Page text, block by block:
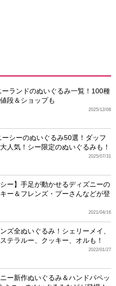
ーランドのぬいぐるみ一覧！100種
段＆ショップも
2025/12/08
ーシーのぬいぐるみ50選！ダッフ
人気！シー限定のぬいぐるみも！
2025/07/31
シー】手足が動かせるディズニーの
ー＆フレンズ・プーさんなどが登
2021/04/16
ズ全ぬいぐるみ！シェリーメイ、
テラルー、クッキー、オルも！
2022/01/27
ー新作ぬいぐるみ＆ハンドパペッ